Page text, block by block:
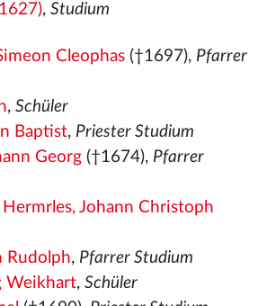
, Studium
Cleophas(†1697), Pfarrer
, Schüler
Baptist, Priester Studium
Georg(†1674), Pfarrer
Johann Christoph
Rudolph, Pfarrer Studium
Weikhart, Schüler